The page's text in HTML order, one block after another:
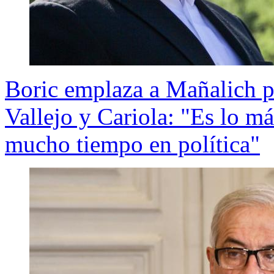
Boric emplaza a Mañalich
Vallejo y Cariola: "Es lo
mucho tiempo en política"